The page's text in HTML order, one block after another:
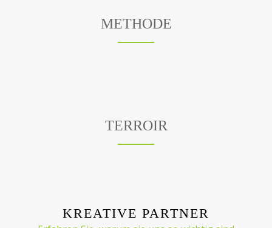
METHODE
TERROIR
KREATIVE PARTNER